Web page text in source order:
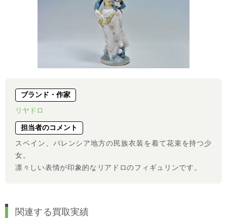
ブランド・作家
リヤドロ
担当者のコメント
スペイン、バレンシア地方の民族衣装を着て花束を持つ少
女。
凛々しい表情が印象的なリアドロのフィギュリンです。
関連する買取実績